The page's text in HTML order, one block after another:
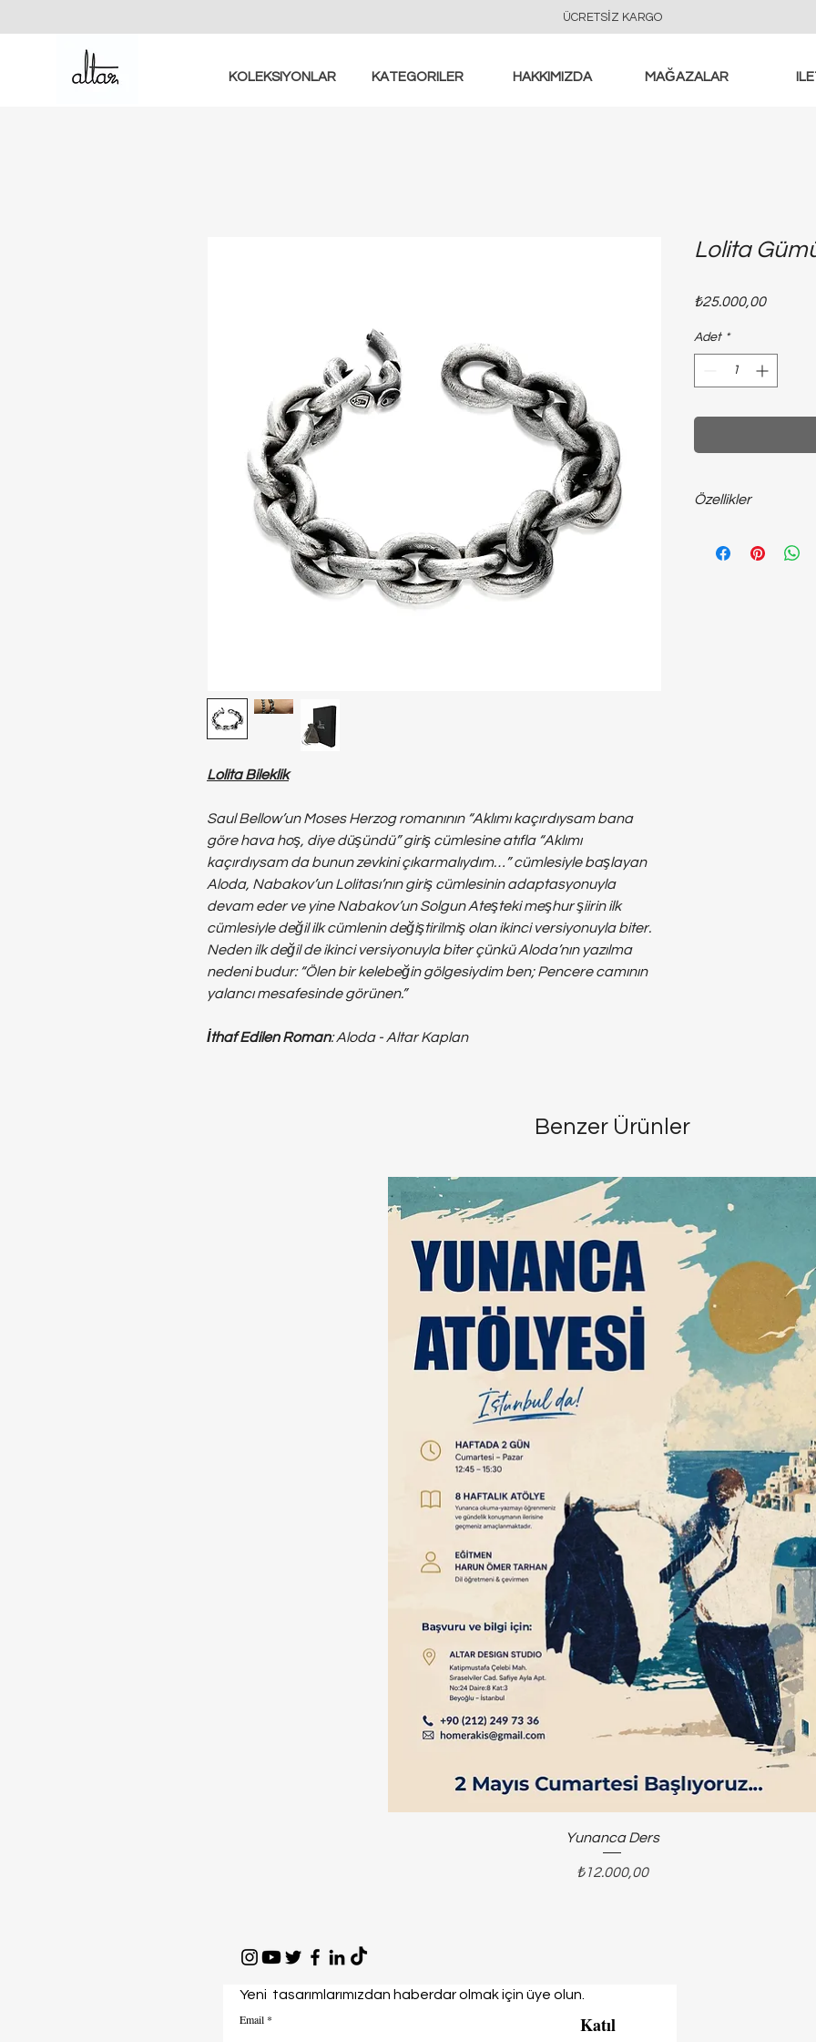
ÜCRETSİZ KARGO
KOLEKSIYONLAR KATEGORILER HAKKIMIZDA MAĞAZALAR
Lolita Bileklik
Saul Bellow’un Moses Herzog romanının “Aklımı kaçırdıysam bana
göre hava hoş, diye düşündü” giriş cümlesine atıfla “Aklımı
kaçırdıysam da bunun zevkini çıkarmalıydım…” cümlesiyle başlayan
Aloda, Nabakov’un Lolitası’nın giriş cümlesinin adaptasyonuyla
devam eder ve yine Nabakov’un Solgun Ateşteki meşhur şiirin ilk
cümlesiyle değil ilk cümlenin değiştirilmiş olan ikinci versiyonuyla biter.
Neden ilk değil de ikinci versiyonuyla biter çünkü Aloda’nın yazılma
nedeni budur: “Ölen bir kelebeğin gölgesiydim ben; Pencere camının
yalancı mesafesinde görünen.”
İthaf Edilen Roman: Aloda - Altar Kaplan
Lolita
₺25.000,00Fiyat
Adet *
Özellikler
bileklik…
Benzer Ürünler
Yunanca Ders
Fiyat
₺12.000,00
Yeni tasarımlarımızdan haberdar olmak için üye olun.
Email
Katıl